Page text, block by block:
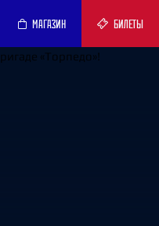
МАГАЗИН БИЛЕТЫ